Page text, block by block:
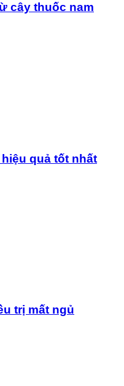
cây thuốc nam
quả tốt nhất
trị mất ngủ